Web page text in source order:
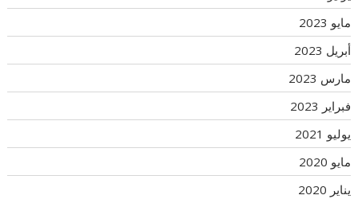
مايو 2023
أبريل 2023
مارس 2023
فبراير 2023
يوليو 2021
مايو 2020
يناير 2020